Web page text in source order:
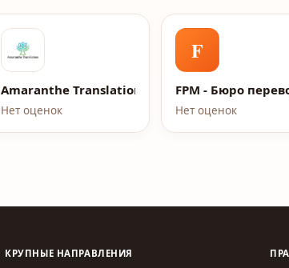
Amaranthe Translations
Нет оценок
F
FPM - Бюро
Нет оценок
КРУПНЫЕ НАПРАВЛЕНИЯ